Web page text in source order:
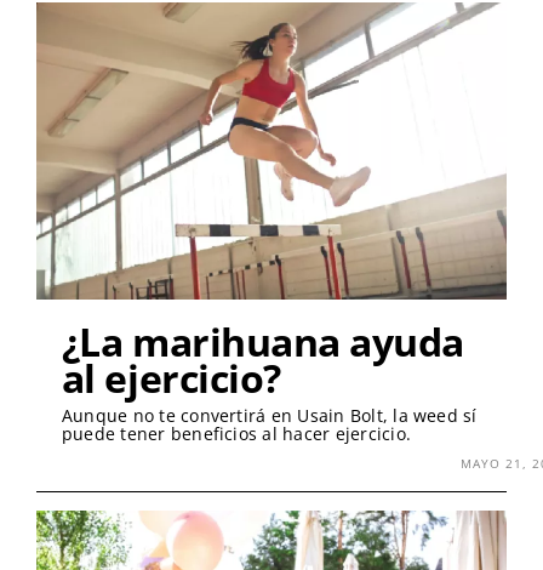
¿La marihuana ayuda
al ejercicio?
Aunque no te convertirá en Usain Bolt, la weed sí
puede tener beneficios al hacer ejercicio.
MAYO 21,